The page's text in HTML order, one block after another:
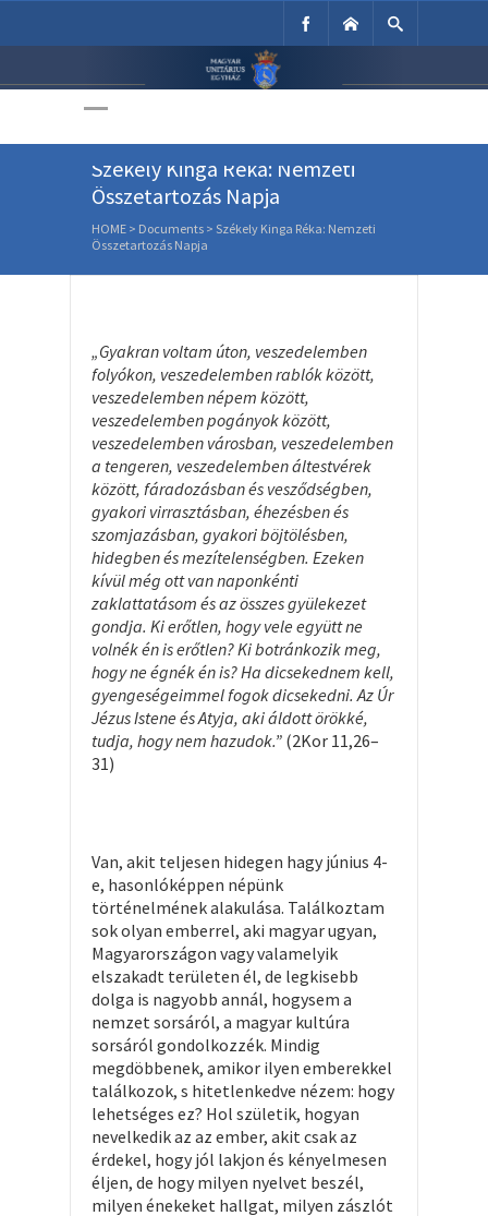
Unitárius Egyház
Székely Kinga Réka: Nemzeti
Összetartozás Napja
HOME > Documents > Székely Kinga Réka: Nemzeti
Összetartozás Napja
„Gyakran voltam úton, veszedelemben
folyókon, veszedelemben rablók között,
veszedelemben népem között,
veszedelemben pogányok között,
veszedelemben városban, veszedelemben
a tengeren, veszedelemben áltestvérek
között, fáradozásban és vesződségben,
gyakori virrasztásban, éhezésben és
szomjazásban, gyakori böjtölésben,
hidegben és mezítelenségben. Ezeken
kívül még ott van naponkénti
zaklattatásom és az összes gyülekezet
gondja. Ki erőtlen, hogy vele együtt ne
volnék én is erőtlen? Ki botránkozik meg,
hogy ne égnék én is? Ha dicsekednem kell,
gyengeségeimmel fogok dicsekedni. Az Úr
Jézus Istene és Atyja, aki áldott örökké,
tudja, hogy nem hazudok.” (2Kor 11,26–
31)
Van, akit teljesen hidegen hagy június 4-
e, hasonlóképpen népünk
történelmének alakulása. Találkoztam
sok olyan emberrel, aki magyar ugyan,
Magyarországon vagy valamelyik
elszakadt területen él, de legkisebb
dolga is nagyobb annál, hogysem a
nemzet sorsáról, a magyar kultúra
sorsáról gondolkozzék. Mindig
megdöbbenek, amikor ilyen emberekkel
találkozok, s hitetlenkedve nézem: hogy
lehetséges ez? Hol születik, hogyan
nevelkedik az az ember, akit csak az
érdekel, hogy jól lakjon és kényelmesen
éljen, de hogy milyen nyelvet beszél,
milyen énekeket hallgat, milyen zászlót